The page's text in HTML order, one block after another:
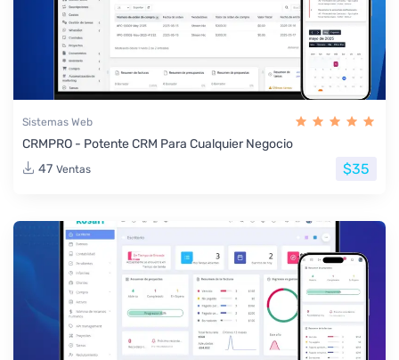
Sistemas Web
CRMPRO - Potente CRM Para Cualquier Negocio
47 Ventas $35